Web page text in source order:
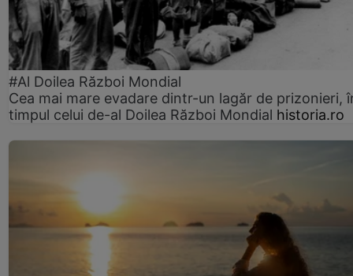
#Al Doilea Război Mondial
Cea mai mare evadare dintr-un lagăr de prizonieri,
timpul celui de-al Doilea Război Mondial historia.ro